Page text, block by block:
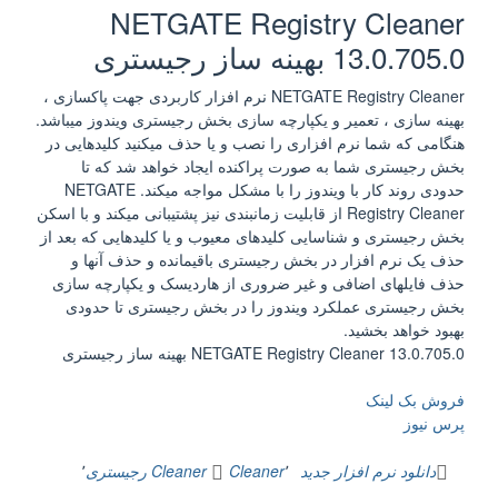
NETGATE Registry Cleaner
13.0.705.0 بهینه ساز رجیستری
NETGATE Registry Cleaner نرم افزار کاربردی جهت پاکسازی ،
بهینه سازی ، تعمیر و یکپارچه سازی بخش رجیستری ویندوز میباشد.
هنگامی که شما نرم افزاری را نصب و یا حذف میکنید کلیدهایی در
بخش رجیستری شما به صورت پراکنده ایجاد خواهد شد که تا
حدودی روند کار با ویندوز را با مشکل مواجه میکند. NETGATE
Registry Cleaner از قابلیت زمانبندی نیز پشتیبانی میکند و با اسکن
بخش رجیستری و شناسایی کلیدهای معیوب و یا کلیدهایی که بعد از
حذف یک نرم افزار در بخش رجیستری باقیمانده و حذف آنها و
حذف فایلهای اضافی و غیر ضروری از هاردیسک و یکپارچه سازی
بخش رجیستری عملکرد ویندوز را در بخش رجیستری تا حدودی
بهبود خواهد بخشید.
NETGATE Registry Cleaner 13.0.705.0 بهینه ساز رجیستری
فروش بک لینک
پرس نیوز
دانلود نرم افزار جدید Cleaner٬ Cleaner رجیستری
٬